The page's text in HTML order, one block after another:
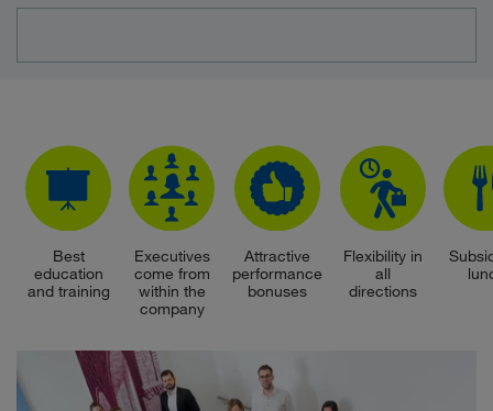
Best
education
and training
Executives
come from
within the
company
Attractive
performance
bonuses
Flexibility in
all
directions